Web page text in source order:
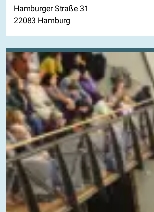
Hamburger Straße 31
22083 Hamburg